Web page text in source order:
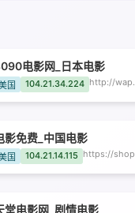
电影网_日本电影
国 104.21.34.224 http://
影免费_中国电影
国 104.21.14.115 https://
堂电影网_剧情电影